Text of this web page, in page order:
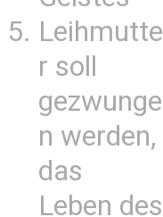
Leihmutte
r soll
gezwunge
n werden,
das
Leben des